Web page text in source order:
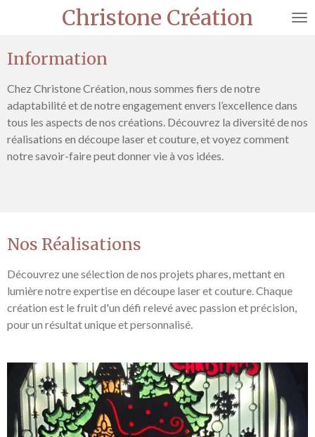
principal
Christone Création
Information
Chez Christone Création, nous sommes fiers de notre
adaptabilité et de notre engagement envers l’excellence dans
tous les aspects de nos créations. Découvrez la diversité de nos
réalisations en découpe laser et couture, et voyez comment
notre savoir-faire peut donner vie à vos idées.
Nos Réalisations
Découvrez une sélection de nos projets phares, mettant en
lumière notre expertise en découpe laser et couture. Chaque
création est le fruit d'un défi relevé avec passion et précision,
pour un résultat unique et personnalisé.